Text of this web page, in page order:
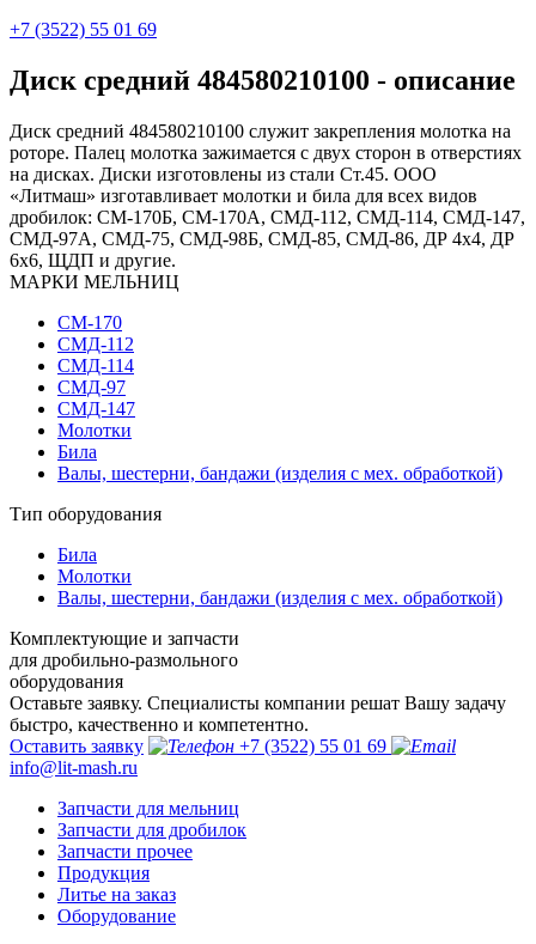
+7 (3522) 55 01 69
Диск средний 484580210100 - описание
Диск средний 484580210100 служит закрепления молотка на
роторе. Палец молотка зажимается с двух сторон в отверстиях
на дисках. Диски изготовлены из стали Ст.45. ООО
«Литмаш» изготавливает молотки и била для всех видов
дробилок: СМ-170Б, СМ-170А, СМД-112, СМД-114, СМД-147,
СМД-97А, СМД-75, СМД-98Б, СМД-85, СМД-86, ДР 4х4, ДР
6х6, ЩДП и другие.
МАРКИ МЕЛЬНИЦ
СМ-170
СМД-112
СМД-114
СМД-97
СМД-147
Молотки
Била
Валы, шестерни, бандажи (изделия с мех. обработкой)
Тип оборудования
Била
Молотки
Валы, шестерни, бандажи (изделия с мех. обработкой)
Комплектующие и запчасти
для дробильно-размольного
оборудования
Оставьте заявку. Специалисты компании решат Вашу задачу
быстро, качественно и компетентно.
Оставить заявку
+7 (3522) 55 01 69
info@lit-mash.ru
Запчасти для мельниц
Запчасти для дробилок
Запчасти прочее
Продукция
Литье на заказ
Оборудование